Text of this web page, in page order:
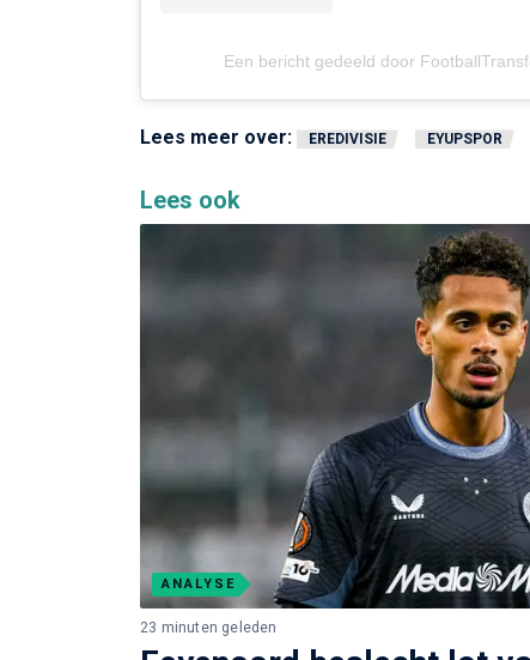
Een bericht gedeeld door
Lees meer over: EREDIVISIE EYUPSPOR
Lees ook
ANALYSE
23 minuten geleden